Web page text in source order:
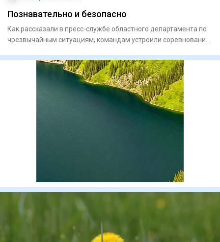
Познавательно и безопасно
Как рассказали в пресс-службе областного департамента по
чрезвычайным ситуациям, командам устроили соревнования